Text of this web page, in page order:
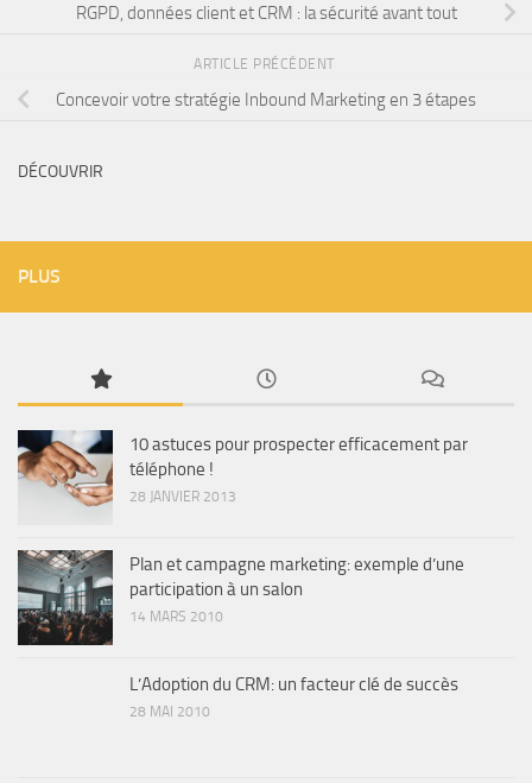
RGPD, données client et CRM : la sécurité avant tout
ARTICLE PRÉCÉDENT
Concevoir votre stratégie Inbound Marketing en 3 étapes
DÉCOUVRIR
PLUS
10 astuces pour prospecter efficacement par
téléphone !
28 JANVIER 2013
Plan et campagne marketing: exemple d’une
participation à un salon
14 MARS 2010
L’Adoption du CRM: un facteur clé de succès
28 MAI 2010